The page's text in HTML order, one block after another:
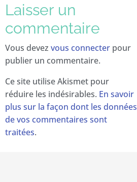
Laisser un
commentaire
Vous devez vous connecter pour
publier un commentaire.
Ce site utilise Akismet pour
réduire les indésirables. En savoir
plus sur la façon dont les données
de vos commentaires sont
traitées.